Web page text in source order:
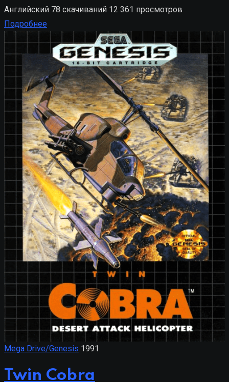
Английский 78 скачиваний 12 361 просмотров
Подробнее
Mega Drive/Genesis 1991
Twin Cobra